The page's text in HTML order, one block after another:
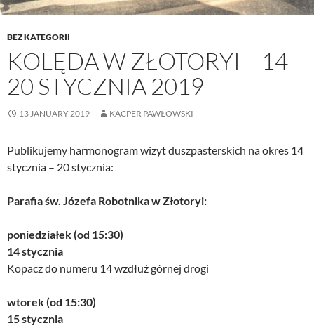
BEZ KATEGORII
KOLĘDA W ZŁOTORYI – 14-
20 STYCZNIA 2019
13 JANUARY 2019 KACPER PAWŁOWSKI
Publikujemy harmonogram wizyt duszpasterskich na okres 14
stycznia – 20 stycznia:
Parafia św. Józefa Robotnika w Złotoryi:
poniedziałek (od 15:30)
14 stycznia
Kopacz do numeru 14 wzdłuż górnej drogi
wtorek (od 15:30)
15 stycznia